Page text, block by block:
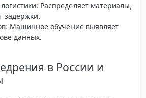
: Распределяет материалы,
задержки.
: Машинное обучение выявляет
данных.
в России и